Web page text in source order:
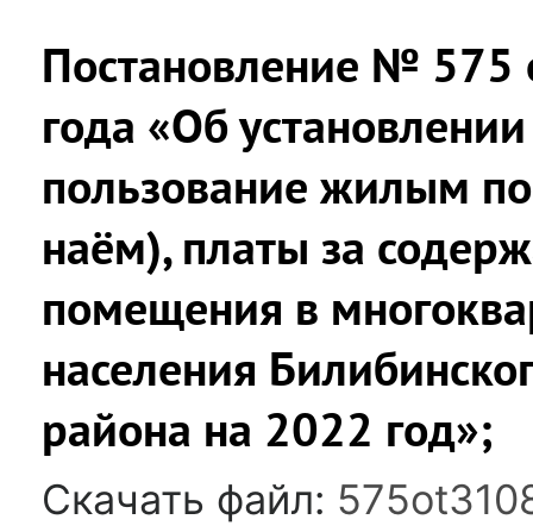
Постановление № 575
года «Об
пользование жилым
наём), платы за
помещения в
населения
района на 2022 год»;
Скачать файл: